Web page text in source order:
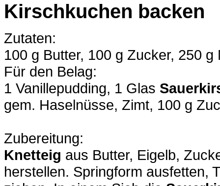
Kirschkuchen backen
Zutaten:
100 g Butter, 100 g Zucker, 250
Für den Belag:
1 Vanillepudding, 1 Glas
gem. Haselnüsse, Zimt, 100 g
Zubereitung:
Knetteig aus Butter, Eigelb,
herstellen. Springform ausfetten,